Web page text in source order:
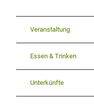
Veranstaltung
Essen & Trinken
Unterkünfte